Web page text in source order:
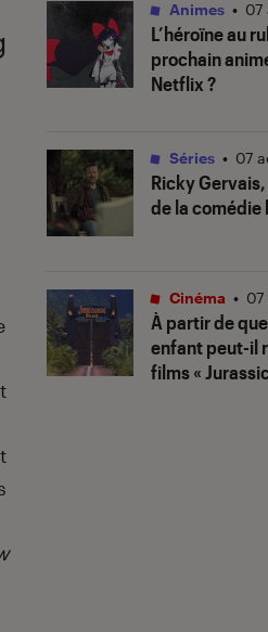
L’héroïne au
prochain
Netflix ?
Animes • 07
Ricky
de la
Séries • 07
À partir de
enfant peut-il
films «
Cinéma •